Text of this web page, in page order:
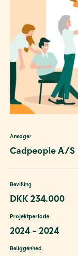
Ansøger
Cadpeople A/S
Bevilling
DKK 234.000
Projektperiode
2024 - 2024
Beliggenhed